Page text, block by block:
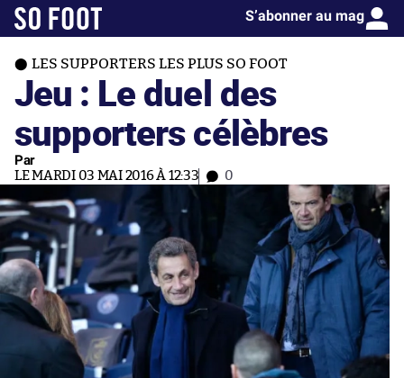
S’abonner au mag
LES SUPPORTERS LES PLUS SO FOOT
Jeu : Le duel des
supporters célèbres
Par
LE MARDI 03 MAI 2016 À 12:33 0